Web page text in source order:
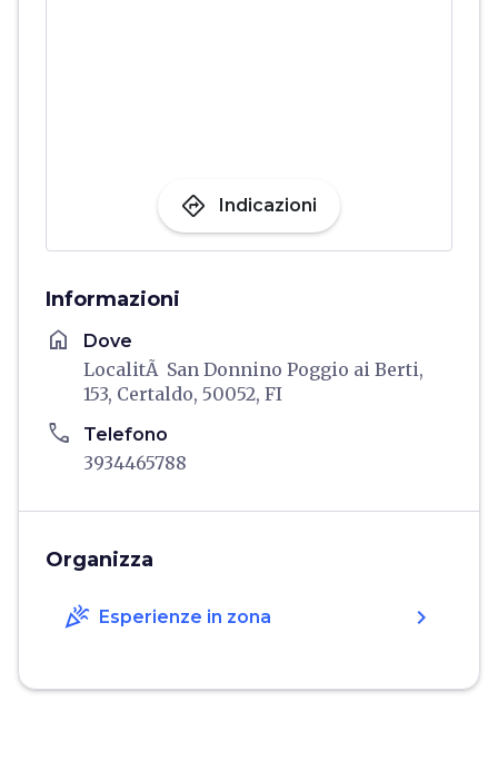
directions Indicazioni
Informazioni
home Dove
LocalitÃ San Donnino Poggio ai Berti,
153, Certaldo, 50052, FI
phone Telefono
3934465788
Organizza
celebration Esperienze in zona chevron_right